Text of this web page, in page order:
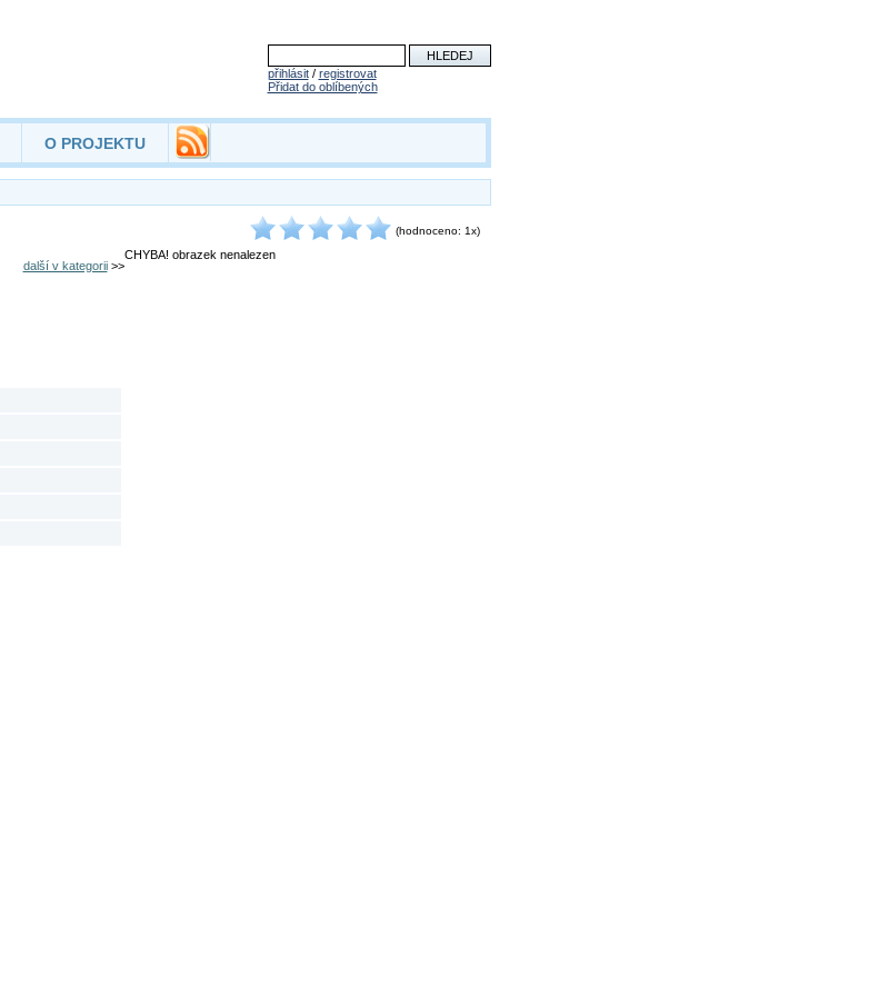
přihlásit/ registrovat
Přidat do oblíbených
O PROJEKTU
(hodnoceno: 1x)
další v kategorii>>
CHYBA! obrazek nenalezen